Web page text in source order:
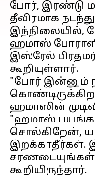
போர், இரண்டு
தீவிரமாக நடந்து
இந்நிலையில்,
ஹமாஸ்
இஸ்ரேல்
கூறியுள்ளார்.
"போர் இன்னும்
ஹமாஸின்
"ஹமாஸ்
சொல்கிறேன்,
இறக்காதீர்கள்.